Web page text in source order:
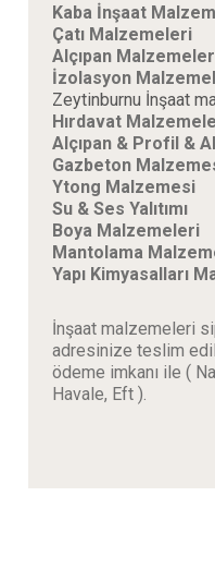
Kaba İnşaat
Çatı Malzemeleri
Alçıpan
İzolasyon
Zeytinburnu İnşaat
Hırdavat
Alçıpan & Profil &
Gazbeton
Ytong Malzemesi
Su & Ses Yalıtımı
Boya Malzemeleri
Mantolama
Yapı Kimyasalları
İnşaat malzemeleri
adresinize teslim
ödeme imkanı ile (
Havale, Eft ).